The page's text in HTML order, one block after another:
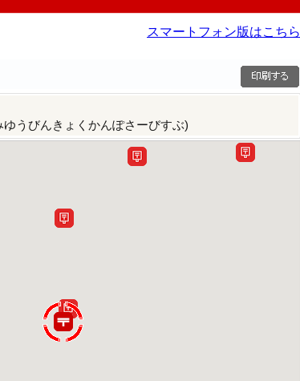
スマートフォン版はこちら
ゆうびんきょくかんぽさーびすぶ)